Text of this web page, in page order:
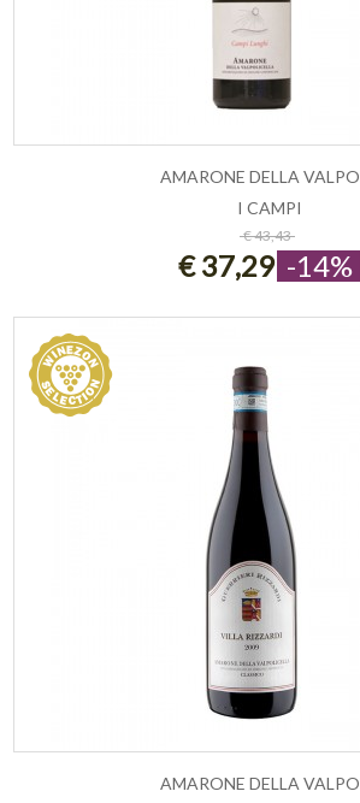
ESAURITO
AMARONE DELLA
I CAMPI
€ 43,43
€ 37,29 -14%
AMARONE DELLA